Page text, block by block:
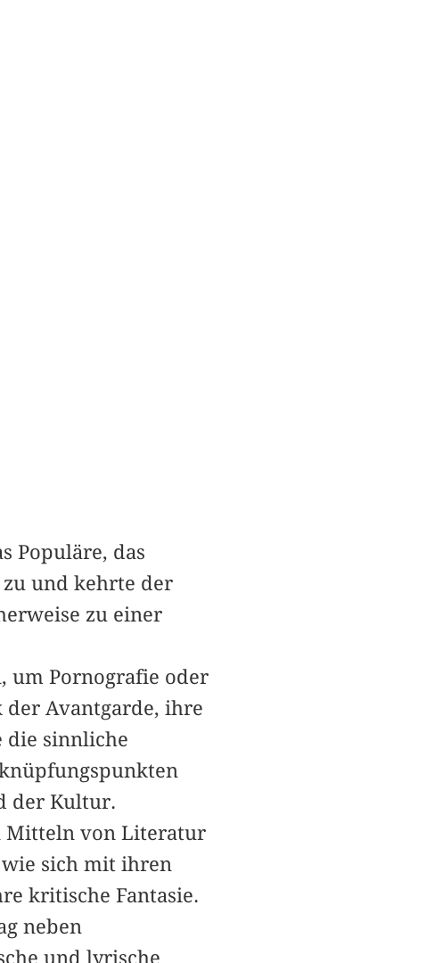
Populäre, das
und kehrte der
zu einer
um Pornografie oder
der Avantgarde, ihre
die sinnliche
der Kultur.
Mitteln von Literatur
wie sich mit ihren
kritische Fantasie.
neben
und lyrische